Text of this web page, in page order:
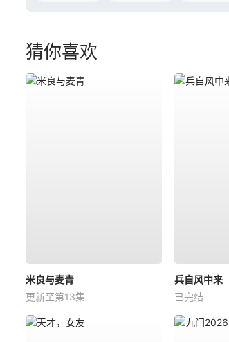
猜你喜欢
米良与麦青
更新至第13集
兵自风中来
已完结